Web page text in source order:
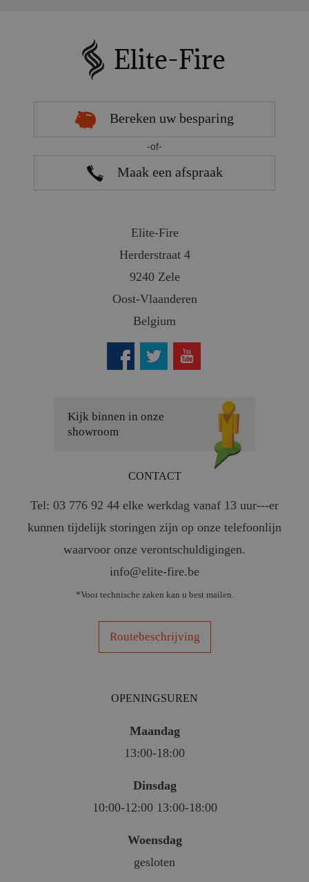
Bereken uw besparing
-of-
Maak een afspraak
Elite-Fire
Herderstraat 4
9240 Zele
Oost-Vlaanderen
Belgium
Kijk binnen in onze
showroom
CONTACT
Tel: 03 776 92 44 elke werkdag vanaf 13 uur---er
kunnen tijdelijk storingen zijn op onze telefoonlijn
waarvoor onze verontschuldigingen.
info@elite-fire.be
*Voor technische zaken kan u best mailen.
Routebeschrijving
OPENINGSUREN
Maandag
13:00-18:00
Dinsdag
10:00-12:00 13:00-18:00
Woensdag
gesloten